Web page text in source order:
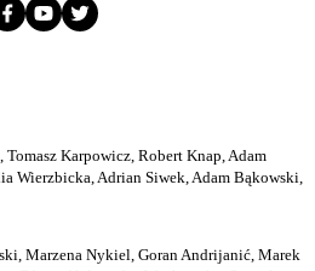
Tomasz Karpowicz, Robert Knap, Adam
Wierzbicka, Adrian Siwek, Adam Bąkowski,
Marzena Nykiel, Goran Andrijanić, Marek